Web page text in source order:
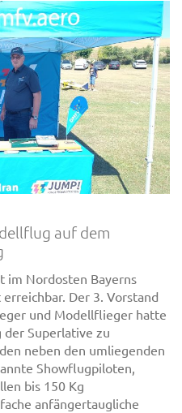
auf dem
im Nordosten Bayerns
Der 3. Vorstand
und Modellflieger hatte
Superlative zu
neben den umliegenden
Showflugpiloten,
bis 150 Kg
anfängertaugliche